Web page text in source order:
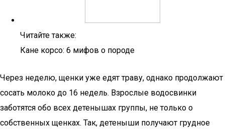
Читайте также:
Кане корсо: 6 мифов о породе
Через неделю, щенки уже едят траву, однако продолжают
сосать молоко до 16 недель. Взрослые водосвинки
заботятся обо всех детенышах группы, не только о
собственных щенках. Так, детеныши получают грудное